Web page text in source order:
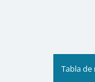
Tabla